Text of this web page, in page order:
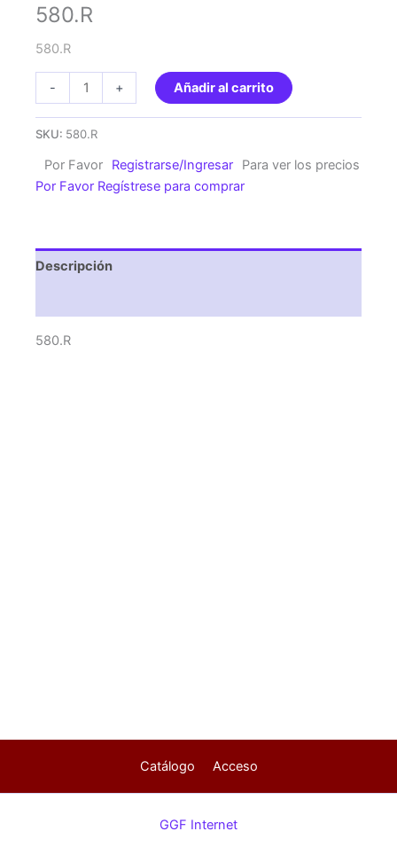
580.R
580.R
-
cantidad
+ Añadir al carrito
SKU: 580.R
Por Favor Registrarse/Ingresar
Para ver los precios
Por Favor Regístrese para comprar
Descripción
580.R
Catálogo Acceso
GGF Internet